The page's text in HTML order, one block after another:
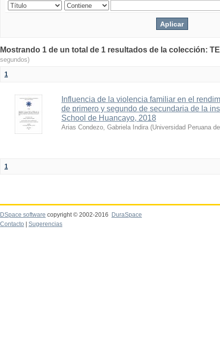
Mostrando 1 de un total de 1 resultados de la colección:
segundos)
1
Influencia de la violencia familiar en el
de primero y segundo de secundaria de la
School de Huancayo, 2018
Arias Condezo, Gabriela Indira (Universidad Peruana
1
DSpace software copyright © 2002-2016
DuraSpace
Contacto
Sugerencias